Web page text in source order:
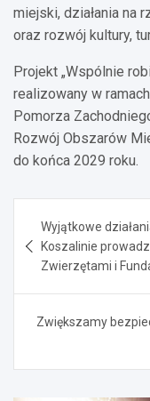
miejski, działania na
oraz rozwój kultury,
Projekt „Wspólnie
realizowany w
Pomorza
Rozwój Obszarów
do końca 2029 roku.
wpisu
Wyjątkowe
Koszalinie
Zwierzętami i
Zwiększamy